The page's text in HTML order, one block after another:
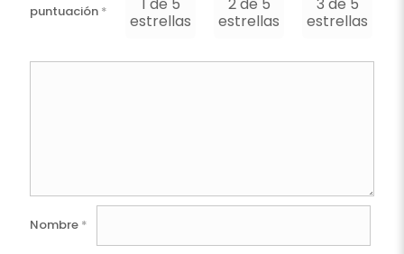
puntuación *
estrellas
estrellas
estrellas
Nombre *